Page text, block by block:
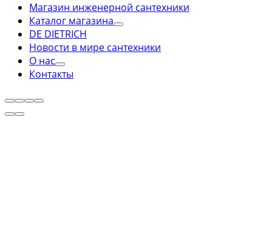
Магазин инженерной сантехники
Каталог магазина
DE DIETRICH
Новости в мире сантехники
О нас
Контакты